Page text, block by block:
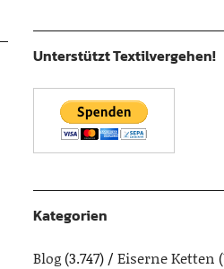
Unterstützt Textilvergehen!
Kategorien
Blog(3.747) Eiserne Ketten